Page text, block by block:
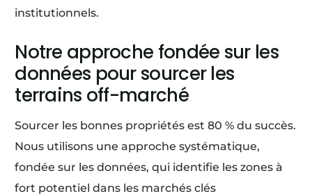
institutionnels.
Notre approche fondée sur les
données pour sourcer les
terrains off-marché
Sourcer les bonnes propriétés est 80 % du succès.
Nous utilisons une approche systématique,
fondée sur les données, qui identifie les zones à
fort potentiel dans les marchés clés